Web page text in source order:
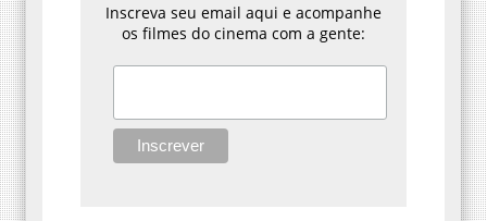
Inscreva seu email aqui e acompanhe
os filmes do cinema com a gente: